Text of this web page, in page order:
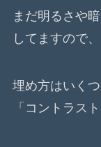
まだ明るさや
してますので
埋め方はいく
「コントラス